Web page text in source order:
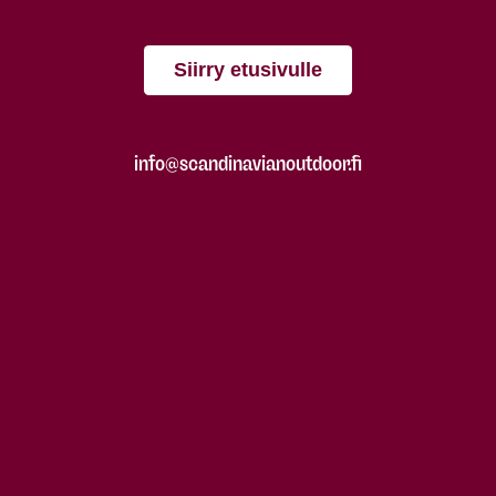
Siirry etusivulle
info@scandinavianoutdoor.fi